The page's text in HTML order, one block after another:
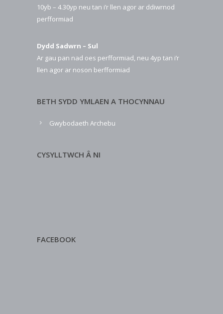
10yb – 4.30yp neu tan i’r llen agor ar ddiwrnod
perfformiad
Dydd Sadwrn – Sul
Ar gau pan nad oes perfformiad, neu 4yp tan i’r
llen agor ar noson berfformiad
BETH SYDD YMLAEN A THOCYNNAU
Gwybodaeth Archebu
CYSYLLTWCH Â NI
FACEBOOK